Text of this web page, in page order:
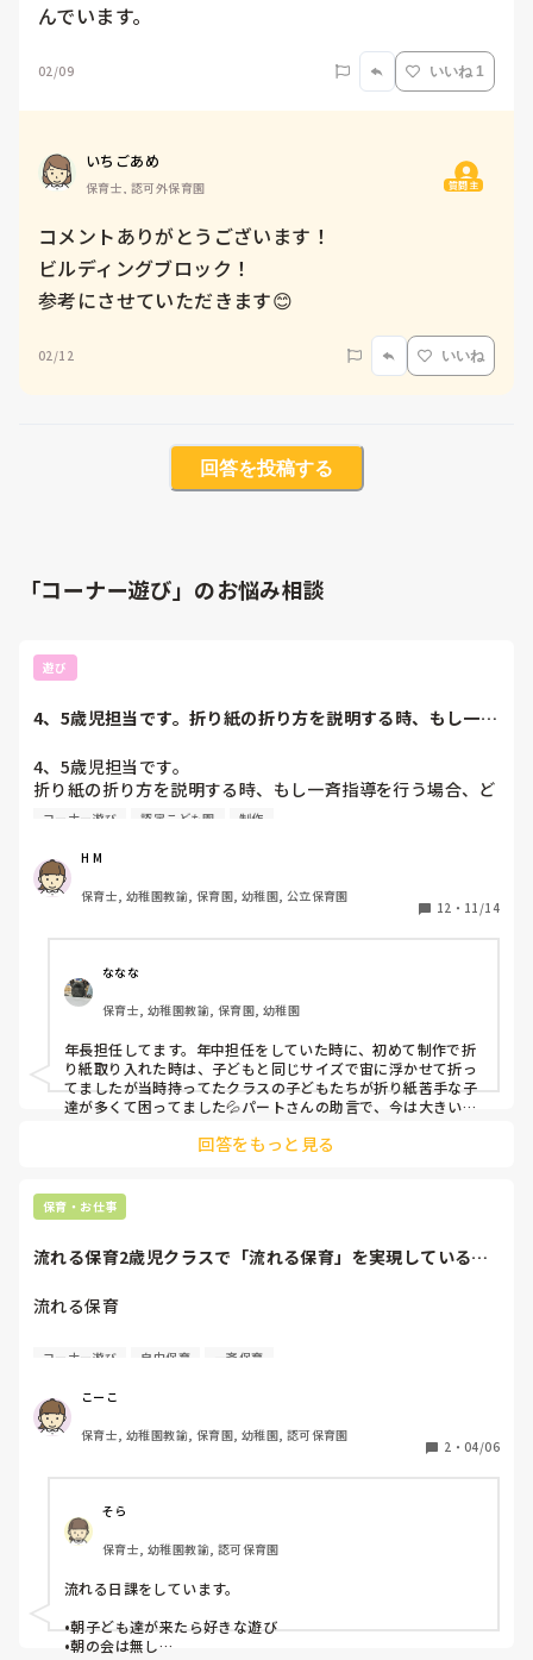
んでいます。
02/09 いいね 1
いちごあめ
保育士, 認可外保育園 質問主
コメントありがとうございます！
ビルディングブロック！
参考にさせていただきます😊
02/12 いいね
回答を投稿する
「コーナー遊び」のお悩み相談
遊び
4、5歳児担当です。折り紙の折り方を説明する時、もし一斉
4、5歳児担当です。
折り紙の折り方を説明する時、もし一斉指導を行う場合、ど
のようになさっているか教えて頂きたいです。
個人指導だと横に座りながら行いますが、
一斉指導で全体に見えるように子供達と向かい合う場合だ
と、折り紙はどこに置いて折りますか？
どのようにすれば子ども達は理解しやすいでしょうか？
コーナー遊び 認定こども園 制作
H M
保育士, 幼稚園教諭, 保育園, 幼稚園, 公立保育園
12 ・ 11/14
ななな
保育士, 幼稚園教諭, 保育園, 幼稚園
年長担任してます。年中担任をしていた時に、初めて制作で折
り紙取り入れた時は、子どもと同じサイズで宙に浮かせて折っ
てましたが当時持ってたクラスの子どもたちが折り紙苦手な子
達が多くて困ってました💦パートさんの助言で、今は大きい折
にしました！見本は別で作っておいたものをホワイトボードに
回答をもっと見る
保育・お仕事
流れる保育2歳児クラスで「流れる保育」を実現している園
流れる保育
2歳児クラスで「流れる保育」を実現している園の方はいま
去年度以前は一斉保育主体で給食、活動全てが一斉だったの
ですが、今年度は一斉保育はせず、子どもたちが主体的に好
きな遊びを選んで遊べるよう、コーナーの中に季節の制作ス
べたい子から先に食べる、散歩に行きたくない子はお部屋で
遊んで良い、など、時間差をつけて保育を進めていく事にな
りました。
しかし、1歳児はそうしてましたが2歳児クラスになり組む先
生が変わると、結局一斉におやつを食べたり帰りの会をした
り…と一斉保育に戻りつつあり、どうしたらいいか分からな
くなってしまいました。
コーナー遊び 自由保育 一斉保育
こーこ
保育士, 幼稚園教諭, 保育園, 幼稚園, 認可保育園
2 ・ 04/06
そら
保育士, 幼稚園教諭, 認可保育園
流れる日課をしています。
•朝子ども達が来たら好きな遊び
•朝の会は無し